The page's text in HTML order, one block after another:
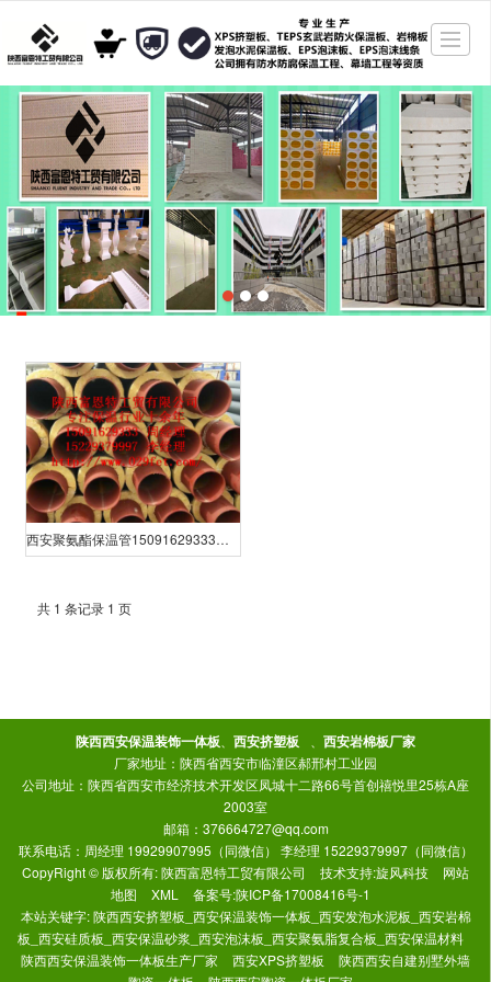
很遗憾，因您的浏览器版本过低导致无法获得最佳浏览体验，推荐下载安装谷歌浏览器！
网站首页公司介绍 产品展示新闻动态 图库展示2019年成功案例
招贤纳士联
西安聚氨酯保温管15091629333，价格便宜
共 1 条记录 1 页
陕西西安保温装饰一体板 西安挤塑板 西安岩棉板厂家
厂家地址：陕西省西安市临潼区郝邢村工业园
公司地址：陕西省西安市经济技术开发区凤城十二路66号首创禧悦里25栋A座
2003室
邮箱：376664727@qq.com
联系电话：周经理 19929907995（同微信） 李经理 15229379997（同微信）
CopyRight © 版权所有:陕西富恩特工贸有限公司 技术支持:旋风科技
网站
地图
XML 备案号:陕ICP备17008416号-1
本站关键字:陕西西安挤塑板_西安保温装饰一体板_西安发泡水泥板_西安岩棉
板_西安硅质板_西安保温砂浆_西安泡沫板_西安聚氨脂复合板_西安保温材料
陕西西安保温装饰一体板生产厂家
西安XPS挤塑板
陕西西安自建别墅外墙